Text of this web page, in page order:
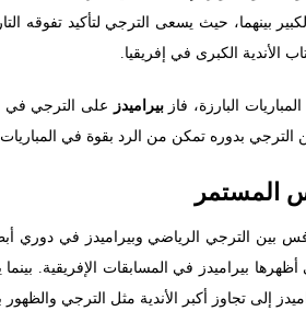
بينهما، حيث يسعى الترجي لتأكيد تفوقه
الأندية الكبرى في إفريقيا.
البارزة، فازبيراميدز
على الترجي في
الترجي بدوره تمكن من الرد بقوة في
المستمر
بين الترجي الرياضي وبيراميدز في دوري
أظهرها بيراميدز في المسابقات الإفريقية.
إلى تجاوز أكبر الأندية مثل الترجي